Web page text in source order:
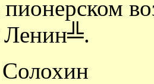
пионерском
Ленин╩.